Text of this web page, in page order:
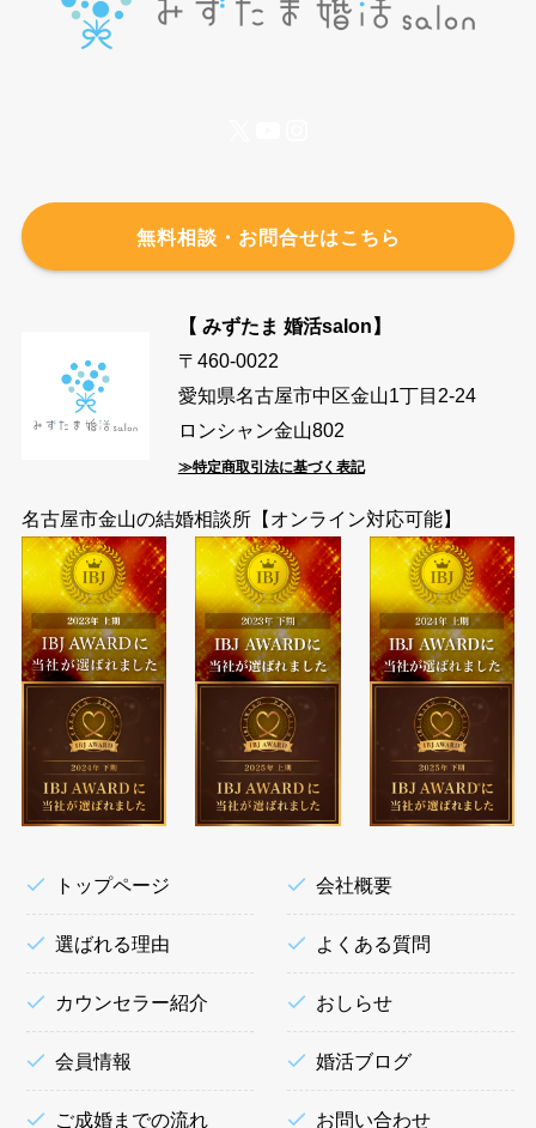
無料相談・お問合せはこちら
【 みずたま 婚活salon】
〒460-0022
愛知県名古屋市中区金山1丁目2-24
ロンシャン金山802
≫特定商取引法に基づく表記
名古屋市金山の結婚相談所【オンライン対応可能】
トップページ
選ばれる理由
カウンセラー紹介
会員情報
ご成婚までの流れ
会社概要
よくある質問
おしらせ
婚活ブログ
お問い合わせ